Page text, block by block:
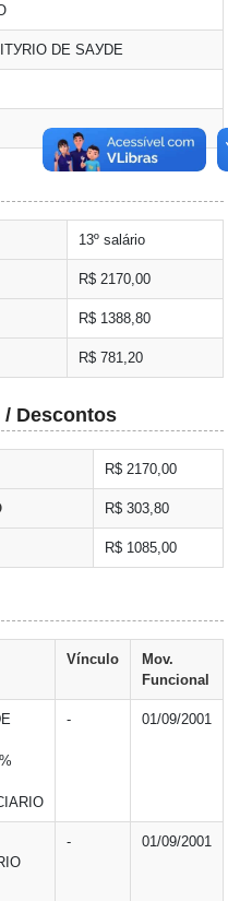
DE SAУDE
13º salário
R$ 2170,00
R$ 1388,80
R$ 781,20
/ Descontos
R$ 2170,00
R$ 303,80
R$ 1085,00
Vínculo
Mov.
Funcional
- 01/09/2001
- 01/09/2001